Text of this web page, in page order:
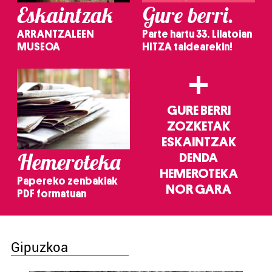
Eskaintzak
ARRANTZALEEN
MUSEOA
Gure berri.
Parte hartu 33. Lilatoian
HITZA taldearekin!
Hemeroteka
Papereko zenbakiak
PDF formatuan
+
GURE BERRI
ZOZKETAK
ESKAINTZAK
DENDA
HEMEROTEKA
NOR GARA
Gipuzkoa